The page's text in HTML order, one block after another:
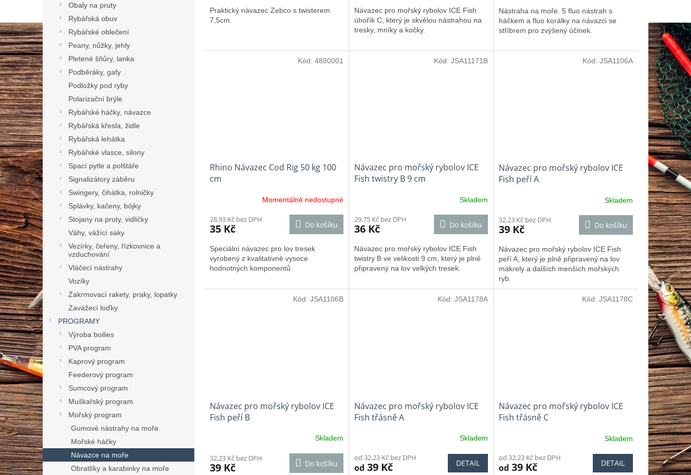
Obaly na pruty
Rybářská obuv
Rybářské oblečení
Peany, nůžky, jehly
Pletené šňůry, lanka
Podběráky, gafy
Podložky pod ryby
Polarizační brýle
Rybářské háčky, návazce
Rybářská křesla, židle
Rybářská lehátka
Rybářské vlasce, silony
Spací pytle a polštáře
Signalizátory záběru
Swingery, čihátka, rolničky
Splávky, kačeny, bójky
Stojany na pruty, vidličky
Váhy, vážící saky
Vezírky, čeřeny, řízkovnice a
vzduchování
Vláčecí nástrahy
Vozíky
Zakrmovací rakety, praky, lopatky
Zavážecí loďky
PROGRAMY
Výroba boilies
PVA program
Kaprový program
Feederový program
Sumcový program
Muškařský program
Mořský program
Gumové nástrahy na moře
Mořské háčky
Návazce na moře
Obratlíky a karabinky na moře
Praktický návazec Zebco s twisterem
7,5cm.
Návazec pro mořský rybolov ICE Fish
úhořík C, který je skvělou nástrahou na
tresky, mníky a kočky.
Nástraha na moře. 5 fluo nástrah s
háčkem a fluo korálky na návazci se
stříbrem pro zvýšený účinek.
Rhino Návazec Cod Rig 50 kg 100
cm
Momentálně nedostupné
28,93 Kč bez DPH
35 Kč Do košíku
Speciální návazec pro lov tresek
vyrobený z kvalitativně vysoce
hodnotných komponentů.
Kód: 4880001
Návazec pro mořský rybolov ICE
Fish twistry B 9 cm
Skladem
29,75 Kč bez DPH
36 Kč Do košíku
Návazec pro mořský rybolov ICE Fish
twistry B ve velikosti 9 cm, který je plně
připravený na lov velkých tresek.
Kód: JSA11171B
Návazec pro mořský rybolov ICE
Fish peří A
Skladem
32,23 Kč bez DPH
39 Kč Do košíku
Návazec pro mořský rybolov ICE Fish
peří A, který je plně připravený na lov
makrely a dalších menších mořských
ryb.
Kód: JSA1106A
Návazec pro mořský rybolov ICE
Fish peří B
Skladem
32,23 Kč bez DPH
39 Kč Do košíku
Kód: JSA1106B
Návazec pro mořský rybolov ICE
Fish třásně A
Skladem
od 32,23 Kč bez DPH
od 39 Kč DETAIL
Kód: JSA1178A
Návazec pro mořský rybolov ICE
Fish třásně C
Skladem
od 32,23 Kč bez DPH
od 39 Kč DETAIL
Kód: JSA1178C